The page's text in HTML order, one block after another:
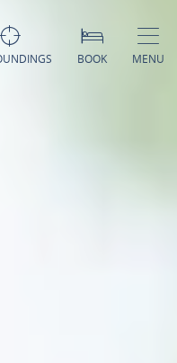
BOOK MENU